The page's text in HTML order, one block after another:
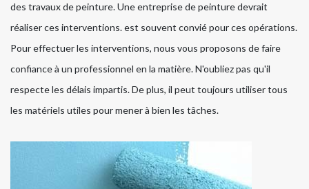
des travaux de peinture. Une entreprise de peinture devrait
réaliser ces interventions. est souvent convié pour ces opérations.
Pour effectuer les interventions, nous vous proposons de faire
confiance à un professionnel en la matière. N'oubliez pas qu'il
respecte les délais impartis. De plus, il peut toujours utiliser tous
les matériels utiles pour mener à bien les tâches.